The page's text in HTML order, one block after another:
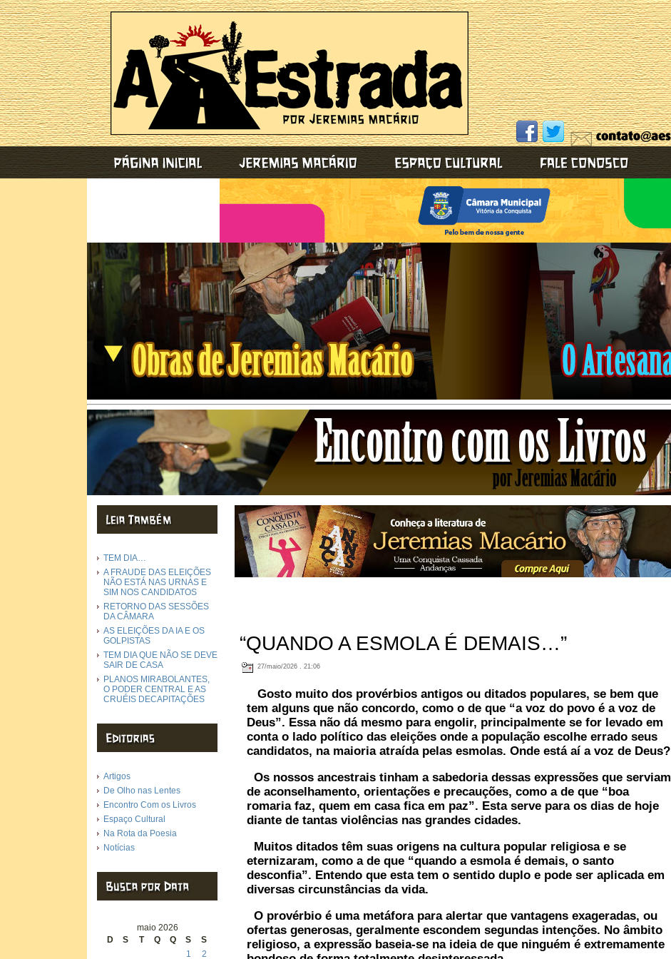
TEM DIA…
A FRAUDE DAS ELEIÇÕES
NÃO ESTÁ NAS URNAS E
SIM NOS CANDIDATOS
RETORNO DAS SESSÕES
DA CÂMARA
AS ELEIÇÕES DA IA E OS
GOLPISTAS
TEM DIA QUE NÃO SE DEVE
SAIR DE CASA
PLANOS MIRABOLANTES,
O PODER CENTRAL E AS
CRUÉIS DECAPITAÇÕES
Artigos
De Olho nas Lentes
Encontro Com os Livros
Espaço Cultural
Na Rota da Poesia
Notícias
maio 2026
D
S T Q Q S
S
1
2
“QUANDO A ESMOLA É DEMAIS…”
27/maio/2026 . 21:06
Gosto muito dos provérbios antigos ou ditados populares, se bem que
tem alguns que não concordo, como o de que “a voz do povo é a voz de
Deus”. Essa não dá mesmo para engolir, principalmente se for levado em
conta o lado político das eleições onde a população escolhe errado seus
candidatos, na maioria atraída pelas esmolas. Onde está aí a voz de Deus?
Os nossos ancestrais tinham a sabedoria dessas expressões que serviam
de aconselhamento, orientações e precauções, como a de que “boa
romaria faz, quem em casa fica em paz”. Esta serve para os dias de hoje
diante de tantas violências nas grandes cidades.
Muitos ditados têm suas origens na cultura popular religiosa e se
eternizaram, como a de que “quando a esmola é demais, o santo
desconfia”. Entendo que esta tem o sentido duplo e pode ser aplicada em
diversas circunstâncias da vida.
O provérbio é uma metáfora para alertar que vantagens exageradas, ou
ofertas generosas, geralmente escondem segundas intenções. No âmbito
religioso, a expressão baseia-se na ideia de que ninguém é extremamente